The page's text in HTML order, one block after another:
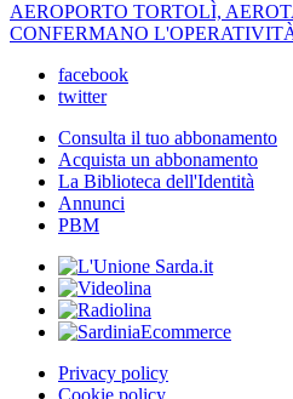
AEROPORTO TORTOLÌ,
CONFERMANO
facebook
twitter
Consulta il tuo abbonamento
Acquista un abbonamento
La Biblioteca dell'Identità
Annunci
PBM
Privacy policy